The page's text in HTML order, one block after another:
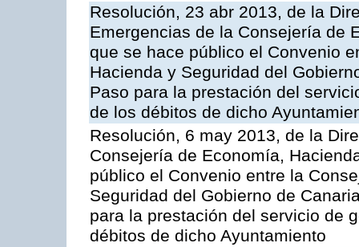
Resolución, 23 abr 2013, de la
Emergencias de la Consejería de
que se hace público el Convenio
Hacienda y Seguridad del
Paso para la prestación del
de los débitos de dicho
Resolución, 6 may 2013, de la
Consejería de Economía,
público el Convenio entre la
Seguridad del Gobierno de
para la prestación del servicio de
débitos de dicho Ayuntamiento